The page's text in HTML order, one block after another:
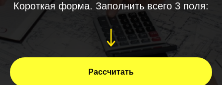
Короткая форма. Заполнить всего 3 поля:
Рассчитать